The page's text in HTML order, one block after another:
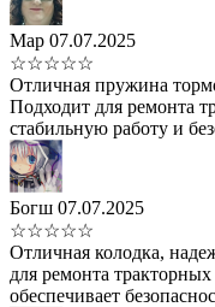
Мар 07.07.2025
☆☆☆☆☆
Отличная пружина
Подходит для ремонта
стабильную работу и
Богш 07.07.2025
☆☆☆☆☆
Отличная колодка,
для ремонта
обеспечивает